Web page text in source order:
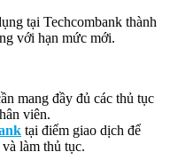
tại Techcombank thành
với hạn mức mới.
mang đầy đủ các thủ tục
viên.
tại điểm giao dịch để
làm thủ tục.